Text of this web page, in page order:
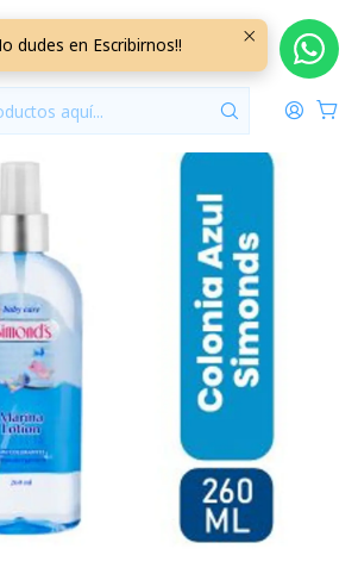
Perfumeria y Cuidado
Simond´s Lotion Marina 260 ml
dudes en Escribirnos!!